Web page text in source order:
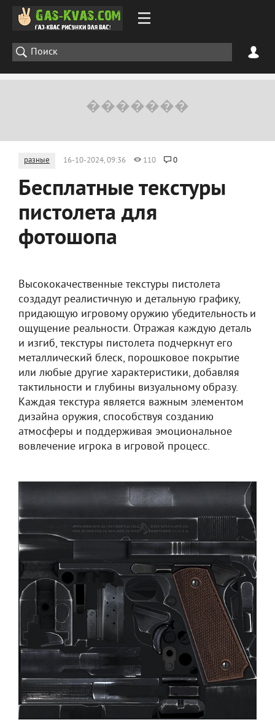
разные 16-10-2024, 09:36 110 0
Бесплатные текстуры
пистолета для
фотошопа
Высококачественные текстуры пистолета
создадут реалистичную и детальную графику,
придающую игровому оружию убедительность и
ощущение реальности. Отражая каждую деталь
и изгиб, текстуры пистолета подчеркнут его
металлический блеск, порошковое покрытие
или любые другие характеристики, добавляя
тактильности и глубины визуальному образу.
Каждая текстура является важным элементом
дизайна оружия, способствуя созданию
атмосферы и поддерживая эмоциональное
вовлечение игрока в игровой процесс.